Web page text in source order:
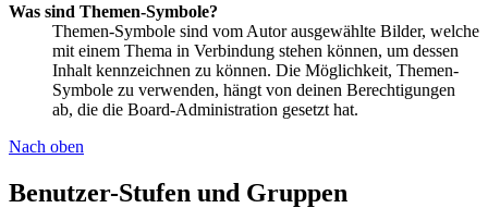
Was sind Themen-Symbole?
Themen-Symbole sind vom Autor ausgewählte Bilder, welche
mit einem Thema in Verbindung stehen können, um dessen
Inhalt kennzeichnen zu können. Die Möglichkeit, Themen-
Symbole zu verwenden, hängt von deinen Berechtigungen
ab, die die Board-Administration gesetzt hat.
Nach oben
Benutzer-Stufen und Gruppen